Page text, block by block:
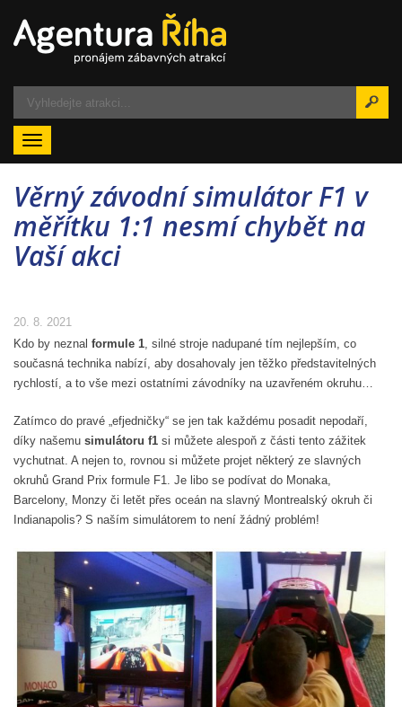
Menu
Věrný závodní simulátor F1 v
měřítku 1:1 nesmí chybět na
Vaší akci
20. 8. 2021
Kdo by neznal formule 1, silné stroje nadupané tím nejlepším, co
současná technika nabízí, aby dosahovaly jen těžko představitelných
rychlostí, a to vše mezi ostatními závodníky na uzavřeném okruhu…
Zatímco do pravé „efjedničky“ se jen tak každému posadit nepodaří,
díky našemu simulátoru f1 si můžete alespoň z části tento zážitek
vychutnat. A nejen to, rovnou si můžete projet některý ze slavných
okruhů Grand Prix formule F1. Je libo se podívat do Monaka,
Barcelony, Monzy či letět přes oceán na slavný Montrealský okruh či
Indianapolis? S naším simulátorem to není žádný problém!